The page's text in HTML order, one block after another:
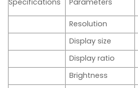
Specifications
Parameters
Resolution
Display size
Display ratio
Brightness